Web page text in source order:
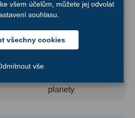
Výrobek pro obecné
Mohou jej používat i
děti starší 3 let.
planety
všem účelům, můžete jej odvolat
souhlasu.
všechny cookies
vše